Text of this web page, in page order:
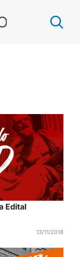
Edital
13/11/2018